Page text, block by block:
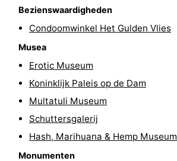
Kerken
Experiences
Dorpen
Bezienswaardigheden
Condoomwinkel Het Gulden Vlies
Musea
Erotic Museum
Koninklijk Paleis op de Dam
Multatuli Museum
Schuttersgalerij
Hash, Marihuana & Hemp Museum
Monumenten